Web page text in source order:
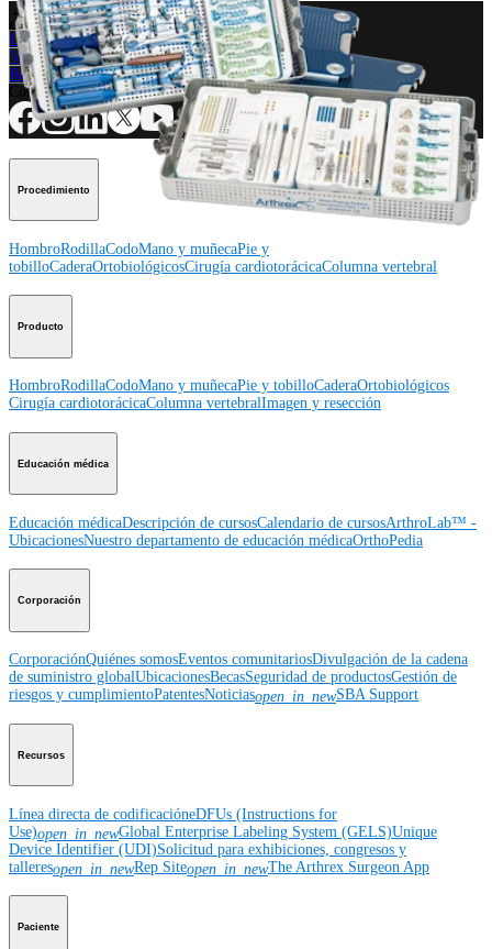
¿Cómo podemos ayudarlo?
Contacte a un representante
Ver eventos, laboratorios y oportunidades educativas
Regístrese para recibir: ¿Qué hay de nuevo en Arthrex?
Conéctese con nosotros
Procedimiento
HombroRodillaCodoMano y muñecaPie y
tobilloCaderaOrtobiológicosCirugía cardiotorácicaColumna vertebral
Producto
HombroRodillaCodoMano y muñecaPie y tobilloCaderaOrtobiológicos
Cirugía cardiotorácicaColumna vertebralImagen y resección
Educación médica
Educación médicaDescripción de cursosCalendario de cursosArthroLab™ -
UbicacionesNuestro departamento de educación médicaOrthoPedia
Corporación
CorporaciónQuiénes somosEventos comunitariosDivulgación de la cadena
de suministro globalUbicacionesBecasSeguridad de productosGestión de
riesgos y cumplimientoPatentesNoticiasopen_in_newSBA Support
Recursos
Línea directa de codificacióneDFUs (Instructions for
Use)open_in_newGlobal Enterprise Labeling System (GELS)Unique
Device Identifier (UDI)Solicitud para exhibiciones, congresos y
talleresopen_in_newRep Siteopen_in_newThe Arthrex Surgeon App
Paciente